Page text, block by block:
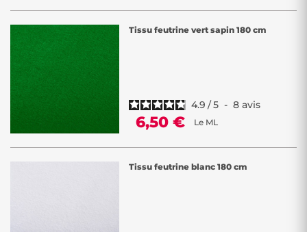
Tissu feutrine vert sapin 180 cm
4.9 /5 - 8 avis
6,50 € Le ML
Tissu feutrine blanc 180 cm